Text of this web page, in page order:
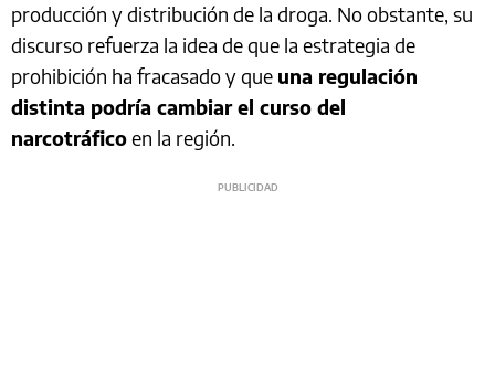
producción y distribución de la droga. No obstante, su
discurso refuerza la idea de que la estrategia de
prohibición ha fracasado y que una regulación
distinta podría cambiar el curso del
narcotráficoen la región.